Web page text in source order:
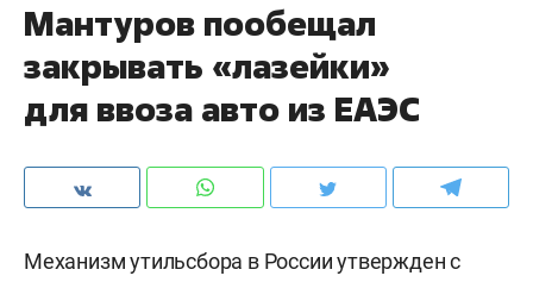
Мантуров пообещал
закрывать «лазейки»
для ввоза авто из ЕАЭС
Механизм утильсбора в России утвержден с